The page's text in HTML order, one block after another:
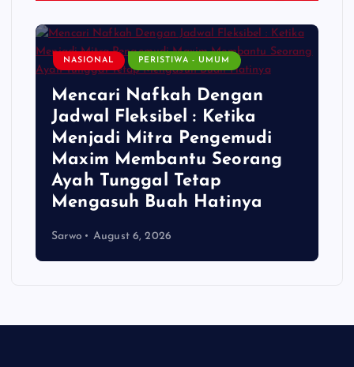
n
a
t
i
o
NASIONAL PERISTIWA - UMUM
Mencari Nafkah Dengan
Jadwal Fleksibel : Ketika
Menjadi Mitra Pengemudi
Maxim Membantu Seorang
Ayah Tunggal Tetap
Mengasuh Buah Hatinya
Sarwo August 6, 2026